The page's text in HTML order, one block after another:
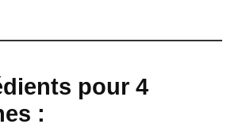
pour 4
: